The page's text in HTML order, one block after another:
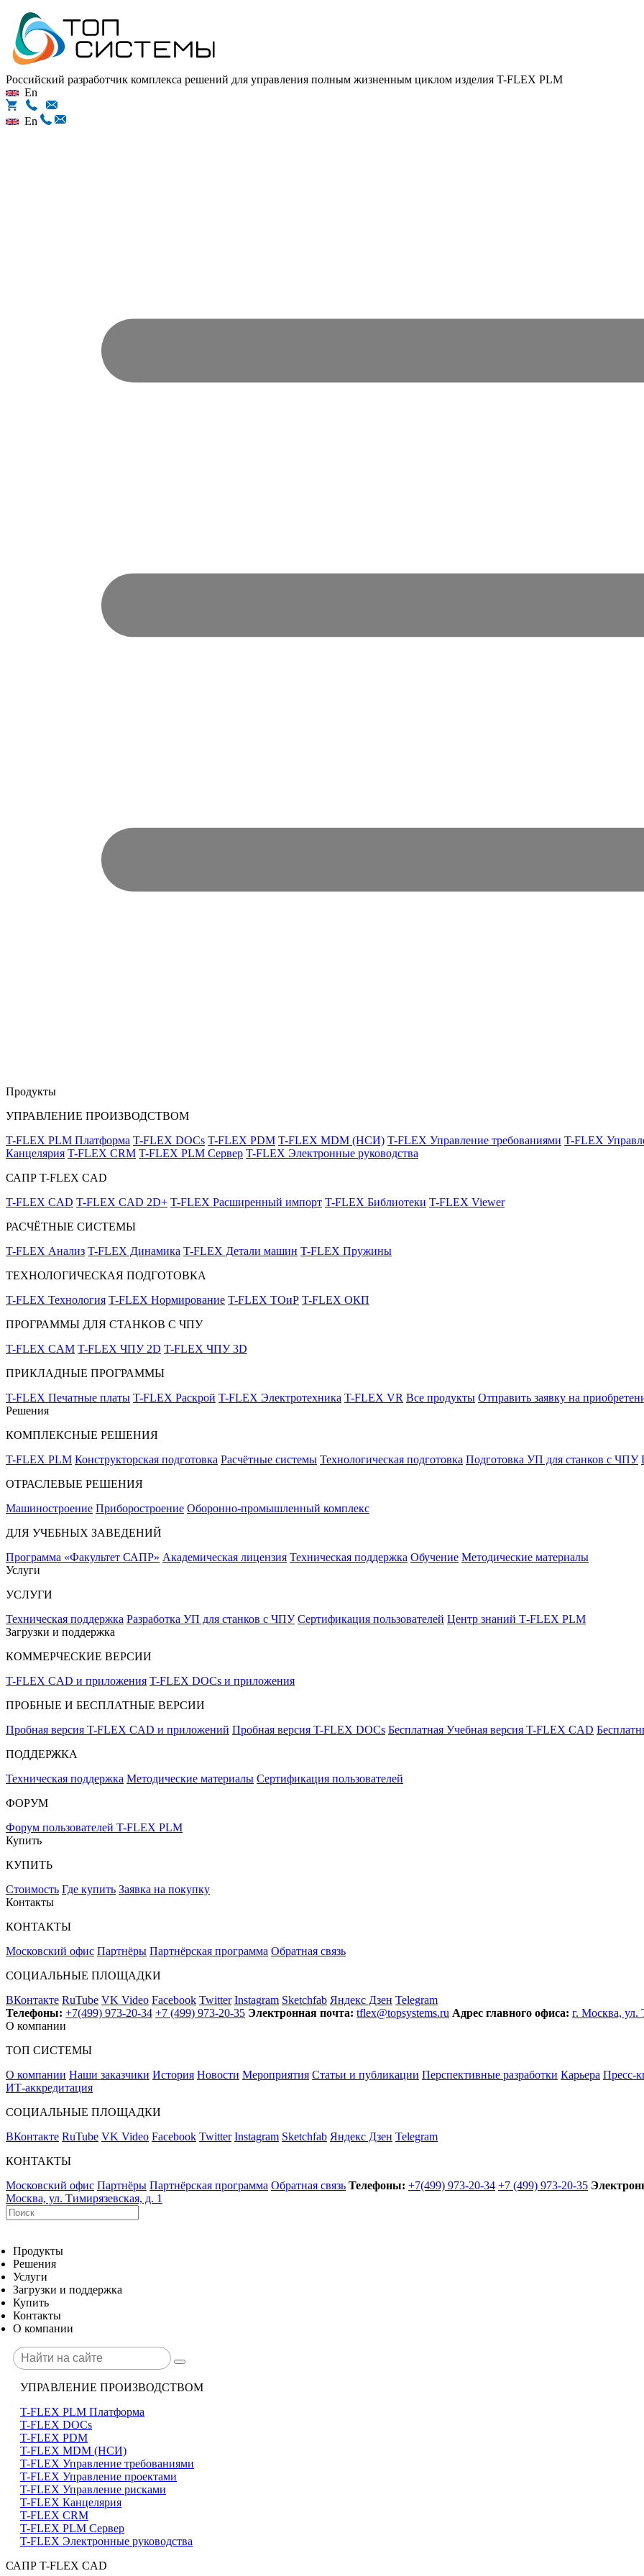
Российский разработчик комплекса решений для управления полным жизненным циклом изделия T-FLEX PLM
En
En
Продукты
УПРАВЛЕНИЕ ПРОИЗВОДСТВОМ
T-FLEX PLM Платформа T-FLEX DOCs T-FLEX PDM T-FLEX MDM (НСИ) T-FLEX Управление требованиями T-FLEX
Канцелярия T-FLEX CRM T-FLEX PLM Сервер T-FLEX Электронные руководства
САПР T-FLEX CAD
T-FLEX CAD T-FLEX CAD 2D+ T-FLEX Расширенный импорт T-FLEX Библиотеки T-FLEX Viewer
РАСЧЁТНЫЕ СИСТЕМЫ
T-FLEX Анализ T-FLEX Динамика T-FLEX Детали машин T-FLEX Пружины
ТЕХНОЛОГИЧЕСКАЯ ПОДГОТОВКА
T-FLEX Технология T-FLEX Нормирование T-FLEX ТОиР T-FLEX ОКП
ПРОГРАММЫ ДЛЯ СТАНКОВ С ЧПУ
T-FLEX CAM T-FLEX ЧПУ 2D T-FLEX ЧПУ 3D
ПРИКЛАДНЫЕ ПРОГРАММЫ
T-FLEX Печатные платы T-FLEX Раскрой T-FLEX Электротехника T-FLEX VR Все продукты Отправить заявку на
Решения
КОМПЛЕКСНЫЕ РЕШЕНИЯ
T-FLEX PLM Конструкторская подготовка Расчётные системы Технологическая подготовка Подготовка УП для станков с ЧПУ
ОТРАСЛЕВЫЕ РЕШЕНИЯ
Машиностроение Приборостроение Оборонно-промышленный комплекс
ДЛЯ УЧЕБНЫХ ЗАВЕДЕНИЙ
Программа «Факультет САПР» Академическая лицензия Техническая поддержка Обучение Методические материалы
Услуги
УСЛУГИ
Техническая поддержка Разработка УП для станков с ЧПУ Сертификация пользователей Центр знаний T‑FLEX PLM
Загрузки и поддержка
КОММЕРЧЕСКИЕ ВЕРСИИ
T-FLEX CAD и приложения T-FLEX DOCs и приложения
ПРОБНЫЕ И БЕСПЛАТНЫЕ ВЕРСИИ
Пробная версия T-FLEX CAD и приложений Пробная версия T-FLEX DOCs Бесплатная Учебная версия T-FLEX CAD
ПОДДЕРЖКА
Техническая поддержка Методические материалы Сертификация пользователей
ФОРУМ
Форум пользователей T-FLEX PLM
Купить
КУПИТЬ
Стоимость Где купить Заявка на покупку
Контакты
КОНТАКТЫ
Московский офис Партнёры Партнёрская программа Обратная связь
СОЦИАЛЬНЫЕ ПЛОЩАДКИ
ВКонтакте RuTube VK Video Facebook Twitter Instagram Sketchfab Яндекс Дзен Telegram
Телефоны: +7(499) 973-20-34 +7 (499) 973-20-35 Электронная почта: tflex@topsystems.ru Адрес главного офиса: г. Москва, ул.
О компании
ТОП СИСТЕМЫ
О компании Наши заказчики История Новости Мероприятия Статьи и публикации Перспективные разработки Карьера Пресс-
ИТ-аккредитация
СОЦИАЛЬНЫЕ ПЛОЩАДКИ
ВКонтакте RuTube VK Video Facebook Twitter Instagram Sketchfab Яндекс Дзен Telegram
КОНТАКТЫ
Московский офис Партнёры Партнёрская программа Обратная связь Телефоны: +7(499) 973-20-34 +7 (499) 973-20-35
Москва, ул. Тимирязевская, д. 1
Продукты
Решения
Услуги
Загрузки и поддержка
Купить
Контакты
О компании
УПРАВЛЕНИЕ ПРОИЗВОДСТВОМ
T-FLEX PLM Платформа
T-FLEX DOCs
T-FLEX PDM
T-FLEX MDM (НСИ)
T-FLEX Управление требованиями
T-FLEX Управление проектами
T-FLEX Управление рисками
T-FLEX Канцелярия
T-FLEX CRM
T-FLEX PLM Сервер
T-FLEX Электронные руководства
САПР T-FLEX CAD